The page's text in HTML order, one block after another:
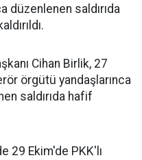
düzenlenen saldırıda
Cihan Birlik, 27
örgütü yandaşlarınca
saldırıda hafif
29 Ekim'de PKK'lı